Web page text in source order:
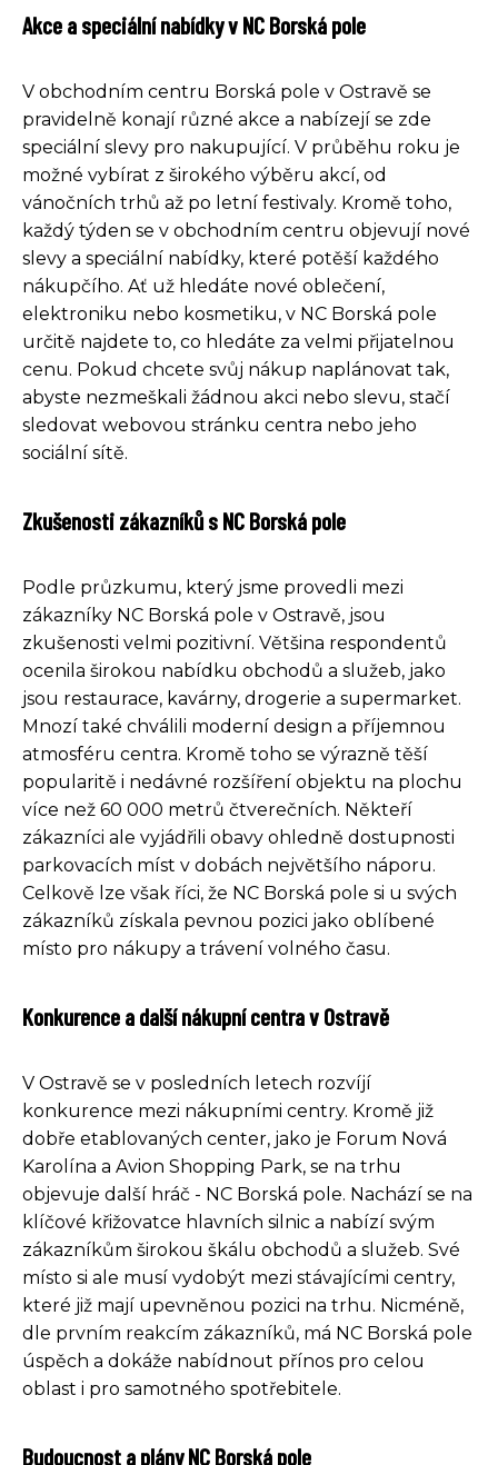
Akce a speciální nabídky v NC Borská pole
V obchodním centru Borská pole v Ostravě se
pravidelně konají různé akce a nabízejí se zde
speciální slevy pro nakupující. V průběhu roku je
možné vybírat z širokého výběru akcí, od
vánočních trhů až po letní festivaly. Kromě toho,
každý týden se v obchodním centru objevují nové
slevy a speciální nabídky, které potěší každého
nákupčího. Ať už hledáte nové oblečení,
elektroniku nebo kosmetiku, v NC Borská pole
určitě najdete to, co hledáte za velmi přijatelnou
cenu. Pokud chcete svůj nákup naplánovat tak,
abyste nezmeškali žádnou akci nebo slevu, stačí
sledovat webovou stránku centra nebo jeho
sociální sítě.
Zkušenosti zákazníků s NC Borská pole
Podle průzkumu, který jsme provedli mezi
zákazníky NC Borská pole v Ostravě, jsou
zkušenosti velmi pozitivní. Většina respondentů
ocenila širokou nabídku obchodů a služeb, jako
jsou restaurace, kavárny, drogerie a supermarket.
Mnozí také chválili moderní design a příjemnou
atmosféru centra. Kromě toho se výrazně těší
popularitě i nedávné rozšíření objektu na plochu
více než 60 000 metrů čtverečních. Někteří
zákazníci ale vyjádřili obavy ohledně dostupnosti
parkovacích míst v dobách největšího náporu.
Celkově lze však říci, že NC Borská pole si u svých
zákazníků získala pevnou pozici jako oblíbené
místo pro nákupy a trávení volného času.
Konkurence a další nákupní centra v Ostravě
V Ostravě se v posledních letech rozvíjí
konkurence mezi nákupními centry. Kromě již
dobře etablovaných center, jako je Forum Nová
Karolína a Avion Shopping Park, se na trhu
objevuje další hráč - NC Borská pole. Nachází se na
klíčové křižovatce hlavních silnic a nabízí svým
zákazníkům širokou škálu obchodů a služeb. Své
místo si ale musí vydobýt mezi stávajícími centry,
které již mají upevněnou pozici na trhu. Nicméně,
dle prvním reakcím zákazníků, má NC Borská pole
úspěch a dokáže nabídnout přínos pro celou
oblast i pro samotného spotřebitele.
Budoucnost a plány NC Borská pole